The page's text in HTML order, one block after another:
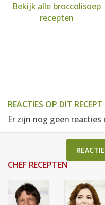
Bekijk alle broccolisoep
recepten
REACTIES OP DIT RECEPT
Er zijn nog geen
CHEF RECEPTEN